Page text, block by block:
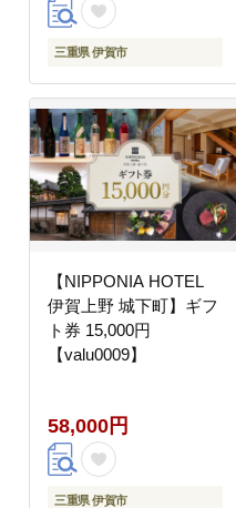
三重県 伊賀市
【NIPPONIA HOTEL
伊賀上野 城下町】ギフ
ト券 15,000円
【valu0009】
58,000円
三重県 伊賀市